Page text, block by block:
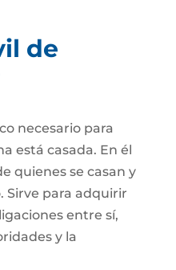
de
necesario para
está casada. En él
quienes se casan y
Sirve para adquirir
entre sí,
y la